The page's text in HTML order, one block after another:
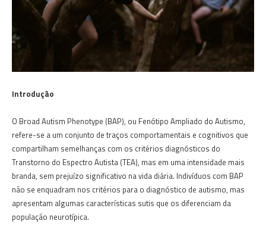
Introdução
O Broad Autism Phenotype (BAP), ou Fenótipo Ampliado do Autismo,
refere-se a um conjunto de traços comportamentais e cognitivos que
compartilham semelhanças com os critérios diagnósticos do
Transtorno do Espectro Autista (TEA), mas em uma intensidade mais
branda, sem prejuízo significativo na vida diária. Indivíduos com BAP
não se enquadram nos critérios para o diagnóstico de autismo, mas
apresentam algumas características sutis que os diferenciam da
população neurotípica.